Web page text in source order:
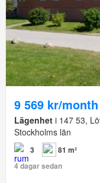
9 569 kr/month
Lägenhet i 147 53,
Stockholms län
3
81 m²
4 dagar sedan